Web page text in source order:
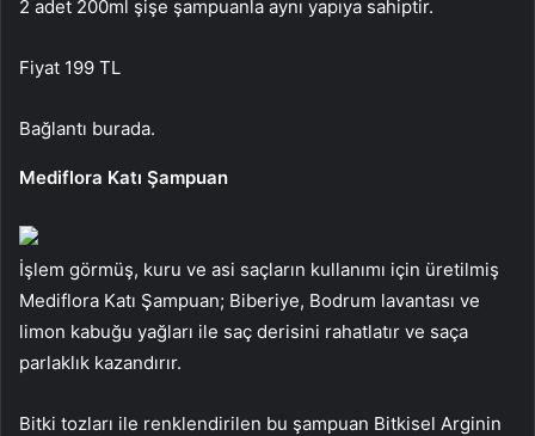
2 adet 200ml şişe şampuanla aynı yapıya sahiptir.
Fiyat 199 TL
Bağlantı burada.
Mediflora Katı Şampuan
İşlem görmüş, kuru ve asi saçların kullanımı için üretilmiş
Mediflora Katı Şampuan; Biberiye, Bodrum lavantası ve
limon kabuğu yağları ile saç derisini rahatlatır ve saça
parlaklık kazandırır.
Bitki tozları ile renklendirilen bu şampuan Bitkisel Arginin